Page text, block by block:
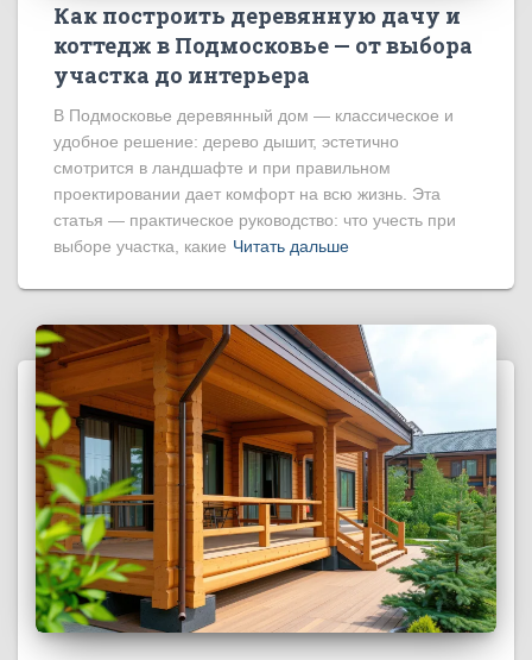
Как построить деревянную дачу и
коттедж в Подмосковье — от выбора
участка до интерьера
В Подмосковье деревянный дом — классическое и
удобное решение: дерево дышит, эстетично
смотрится в ландшафте и при правильном
проектировании дает комфорт на всю жизнь. Эта
статья — практическое руководство: что учесть при
выборе участка, какие Читать дальше